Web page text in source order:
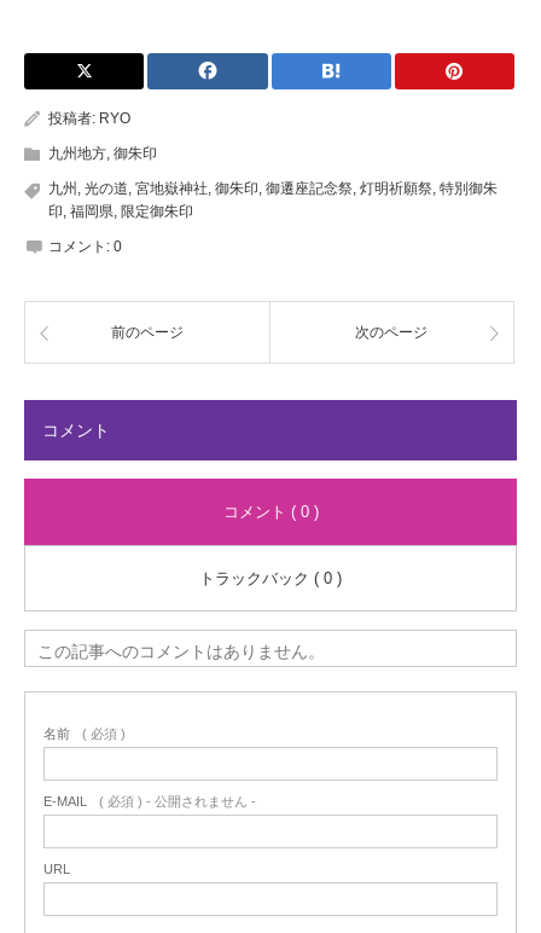
投稿者: RYO
九州地方, 御朱印
九州 , 光の道, 宮地嶽神社, 御朱印, 御遷座記念祭, 灯明祈願祭, 特別御朱
印, 福岡県, 限定御朱印
コメント: 0
前のページ 次のページ
コメント
コメント ( 0 )
トラックバック ( 0 )
この記事へのコメントはありません。
名前 ( 必須 )
E-MAIL ( 必須 ) - 公開されません -
URL